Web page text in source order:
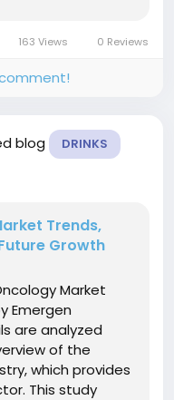
163 Views 0 Reviews
blog DRINKS
Trends,
Growth
Market
Emergen
are analyzed
of the
which provides
This study